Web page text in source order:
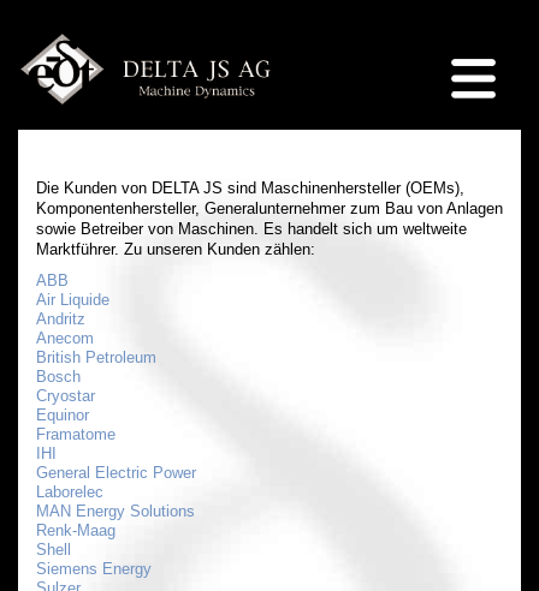
Die Kunden von DELTA JS sind Maschinenhersteller (OEMs),
Komponentenhersteller, Generalunternehmer zum Bau von Anlagen
sowie Betreiber von Maschinen. Es handelt sich um weltweite
Marktführer. Zu unseren Kunden zählen:
ABB
Air Liquide
Andritz
Anecom
British Petroleum
Bosch
Cryostar
Equinor
Framatome
IHI
General Electric Power
Laborelec
MAN Energy Solutions
Renk-Maag
Shell
Siemens Energy